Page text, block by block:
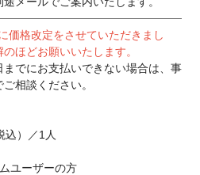
価格改定をさせていただきまし
ほどお願いいたします。
までにお支払いできない場合は、事
相談ください。
）／1人
ユーザーの方